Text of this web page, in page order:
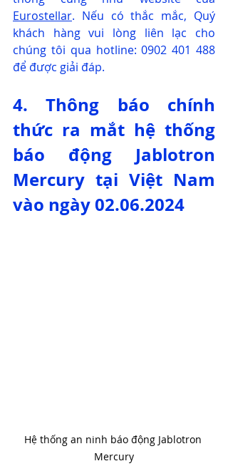
Eurostellar. Nếu có thắc mắc, Quý
khách hàng vui lòng liên lạc cho
chúng tôi qua hotline: 0902 401 488
để được giải đáp.
4. Thông báo chính
thức ra mắt hệ thống
báo động Jablotron
Mercury tại Việt Nam
vào ngày 02.06.2024
Hệ thống an ninh báo động Jablotron
Mercury